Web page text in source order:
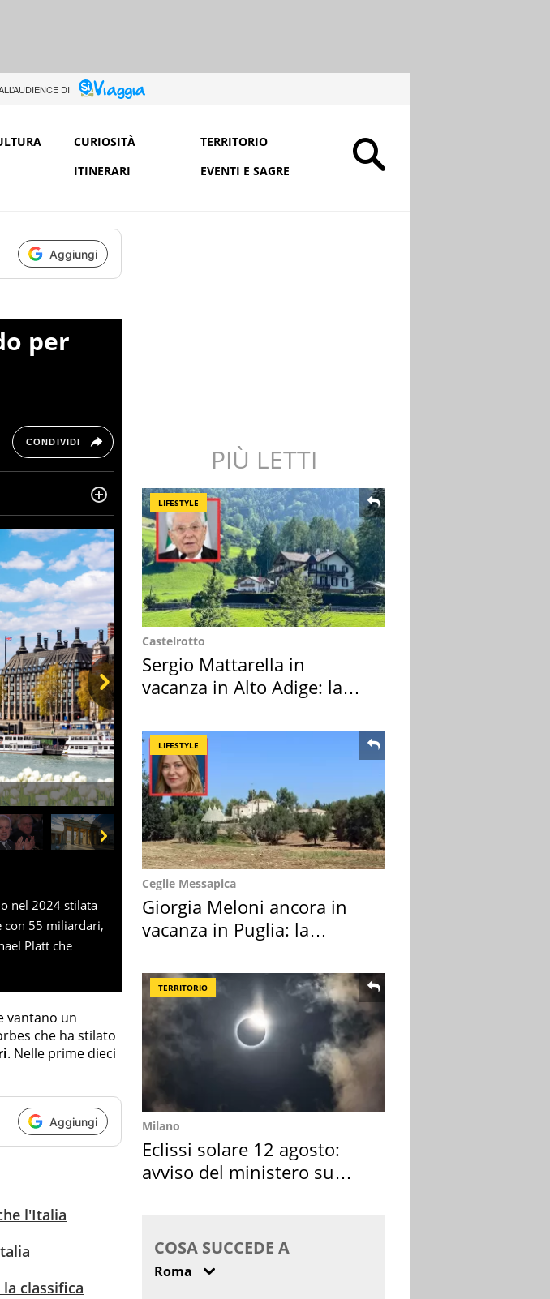
DI
CURIOSITÀ
TERRITORIO
ITINERARI EVENTI E SAGRE
Aggiungi
per
CONDIVIDI
sul web,
Next
nel 2024 stilata
con 55 miliardari,
Platt che
vantano un
che ha stilato
. Nelle prime dieci
Aggiungi
l'Italia
classifica
PIÙ LETTI
LIFESTYLE
Castelrotto
Sergio Mattarella in
vacanza in Alto Adige: la
LIFESTYLE
Ceglie Messapica
Giorgia Meloni ancora in
vacanza in Puglia: la
TERRITORIO
Milano
Eclissi solare 12 agosto:
avviso del ministero su